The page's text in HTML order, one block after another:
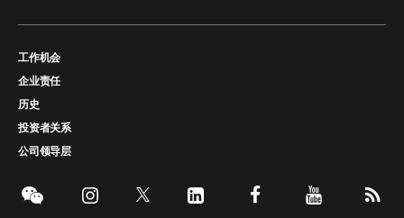
工作机会
企业责任
历史
投资者关系
公司领导层